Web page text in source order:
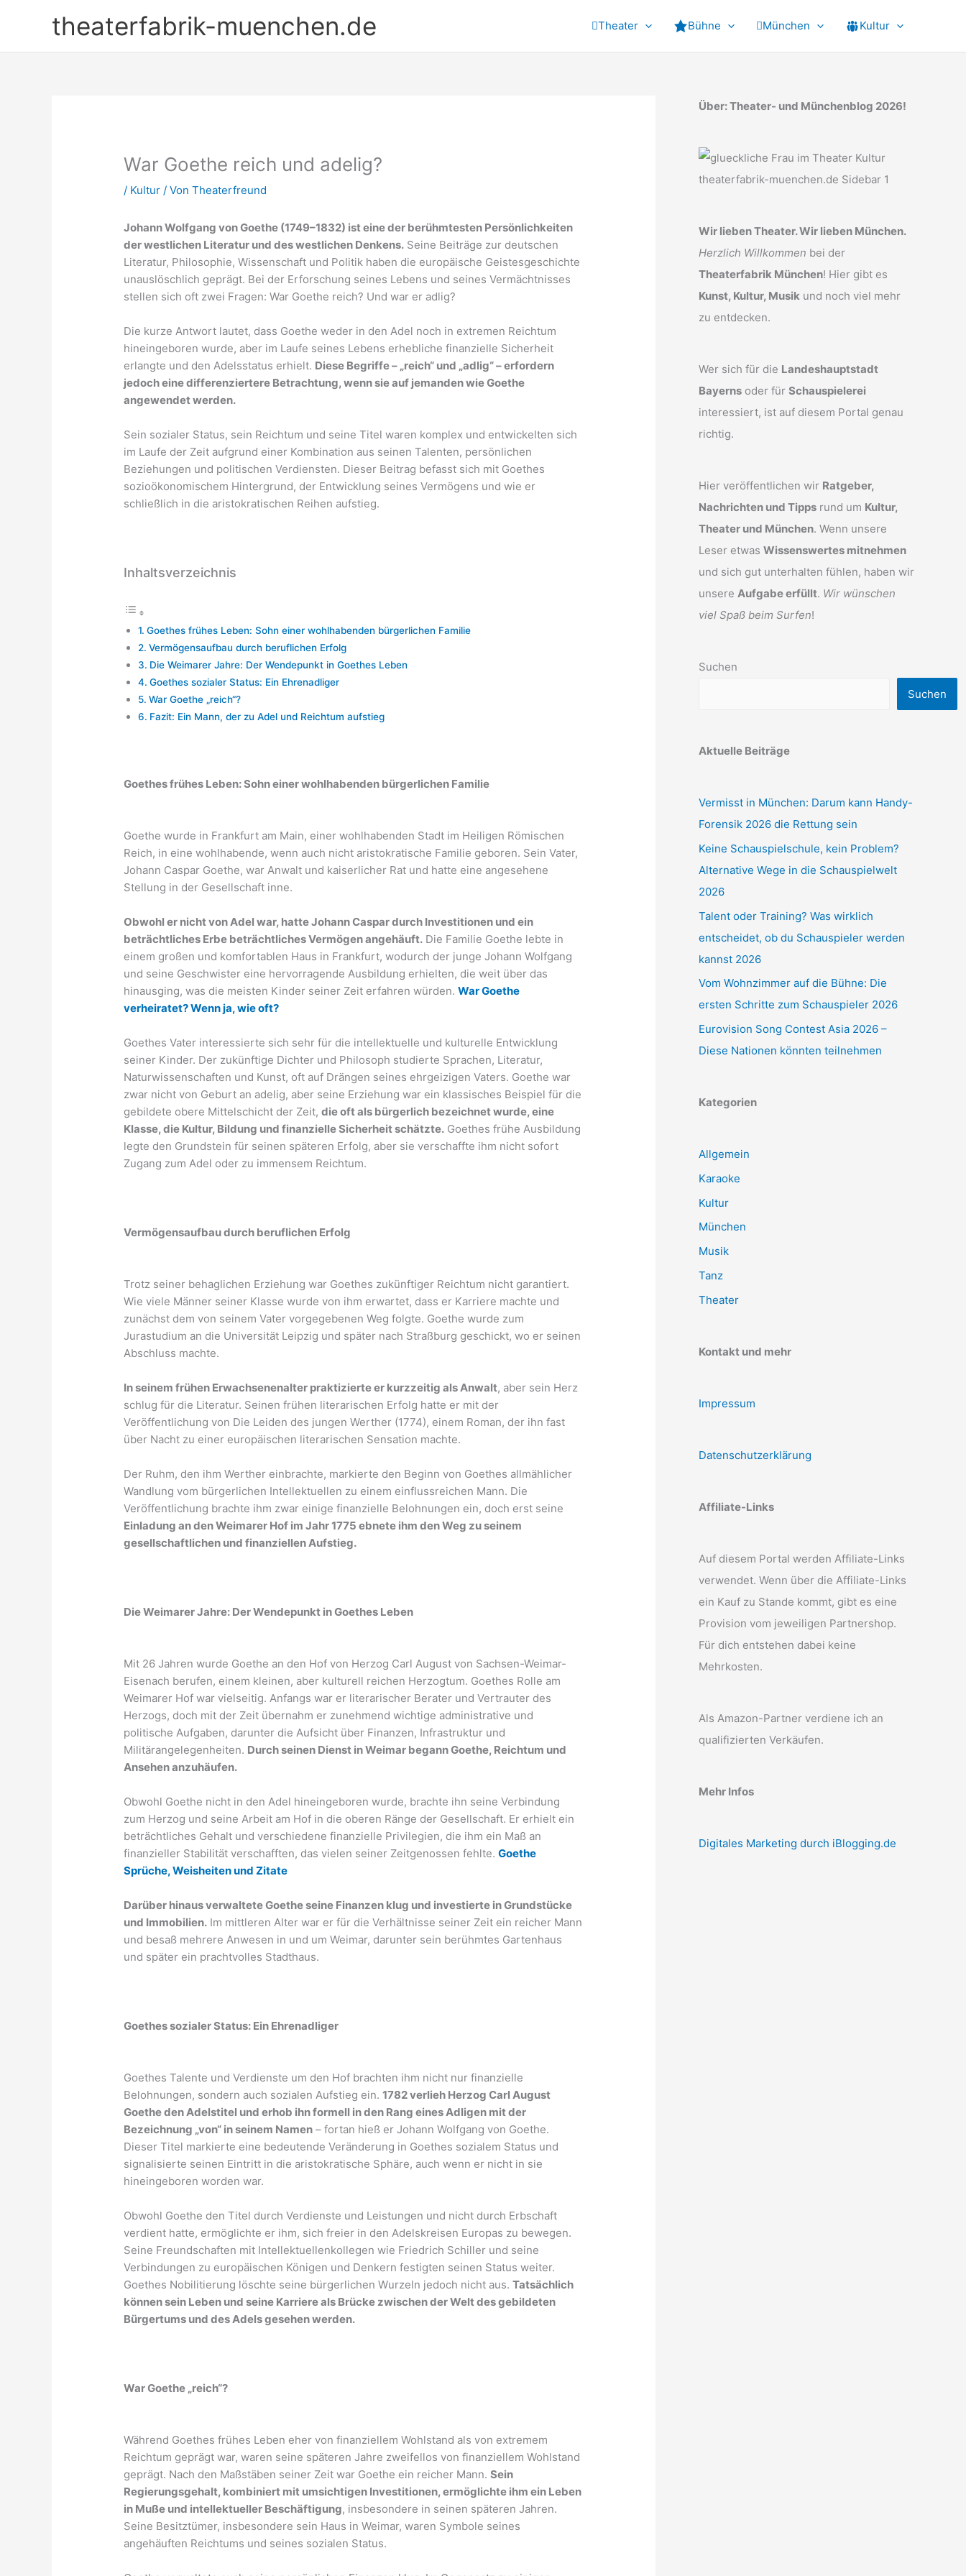
theaterfabrik-muenchen.de Theater Bühne München Kultur
War Goethe reich und adelig?
/ Kultur / VonTheaterfreund
Johann Wolfgang von Goethe (1749–1832) ist eine der berühmtesten Persönlichkeiten
der westlichen Literatur und des westlichen Denkens. Seine Beiträge zur deutschen
Literatur, Philosophie, Wissenschaft und Politik haben die europäische Geistesgeschichte
unauslöschlich geprägt. Bei der Erforschung seines Lebens und seines Vermächtnisses
stellen sich oft zwei Fragen: War Goethe reich? Und war er adlig?
Die kurze Antwort lautet, dass Goethe weder in den Adel noch in extremen Reichtum
hineingeboren wurde, aber im Laufe seines Lebens erhebliche finanzielle Sicherheit
erlangte und den Adelsstatus erhielt. Diese Begriffe – „reich“ und „adlig“ – erfordern
jedoch eine differenziertere Betrachtung, wenn sie auf jemanden wie Goethe
angewendet werden.
Sein sozialer Status, sein Reichtum und seine Titel waren komplex und entwickelten sich
im Laufe der Zeit aufgrund einer Kombination aus seinen Talenten, persönlichen
Beziehungen und politischen Verdiensten. Dieser Beitrag befasst sich mit Goethes
sozioökonomischem Hintergrund, der Entwicklung seines Vermögens und wie er
schließlich in die aristokratischen Reihen aufstieg.
Inhaltsverzeichnis
Goethes frühes Leben: Sohn einer wohlhabenden bürgerlichen Familie
Vermögensaufbau durch beruflichen Erfolg
Die Weimarer Jahre: Der Wendepunkt in Goethes Leben
Goethes sozialer Status: Ein Ehrenadliger
War Goethe „reich“?
Fazit: Ein Mann, der zu Adel und Reichtum aufstieg
Goethes frühes Leben: Sohn einer wohlhabenden bürgerlichen Familie
Goethe wurde in Frankfurt am Main, einer wohlhabenden Stadt im Heiligen Römischen
Reich, in eine wohlhabende, wenn auch nicht aristokratische Familie geboren. Sein Vater,
Johann Caspar Goethe, war Anwalt und kaiserlicher Rat und hatte eine angesehene
Stellung in der Gesellschaft inne.
Obwohl er nicht von Adel war, hatte Johann Caspar durch Investitionen und ein
beträchtliches Erbe beträchtliches Vermögen angehäuft. Die Familie Goethe lebte in
einem großen und komfortablen Haus in Frankfurt, wodurch der junge Johann Wolfgang
und seine Geschwister eine hervorragende Ausbildung erhielten, die weit über das
hinausging, was die meisten Kinder seiner Zeit erfahren würden.War Goethe
verheiratet? Wenn ja, wie oft?
Goethes Vater interessierte sich sehr für die intellektuelle und kulturelle Entwicklung
seiner Kinder. Der zukünftige Dichter und Philosoph studierte Sprachen, Literatur,
Naturwissenschaften und Kunst, oft auf Drängen seines ehrgeizigen Vaters. Goethe war
zwar nicht von Geburt an adelig, aber seine Erziehung war ein klassisches Beispiel für die
gebildete obere Mittelschicht der Zeit,die oft als bürgerlich bezeichnet wurde, eine
Klasse, die Kultur, Bildung und finanzielle Sicherheit schätzte. Goethes frühe Ausbildung
legte den Grundstein für seinen späteren Erfolg, aber sie verschaffte ihm nicht sofort
Zugang zum Adel oder zu immensem Reichtum.
Vermögensaufbau durch beruflichen Erfolg
Trotz seiner behaglichen Erziehung war Goethes zukünftiger Reichtum nicht garantiert.
Wie viele Männer seiner Klasse wurde von ihm erwartet, dass er Karriere machte und
zunächst dem von seinem Vater vorgegebenen Weg folgte. Goethe wurde zum
Jurastudium an die Universität Leipzig und später nach Straßburg geschickt, wo er seinen
Abschluss machte.
In seinem frühen Erwachsenenalter praktizierte er kurzzeitig als Anwalt, aber sein Herz
schlug für die Literatur. Seinen frühen literarischen Erfolg hatte er mit der
Veröffentlichung von Die Leiden des jungen Werther (1774), einem Roman, der ihn fast
über Nacht zu einer europäischen literarischen Sensation machte.
Der Ruhm, den ihm Werther einbrachte, markierte den Beginn von Goethes allmählicher
Wandlung vom bürgerlichen Intellektuellen zu einem einflussreichen Mann. Die
Veröffentlichung brachte ihm zwar einige finanzielle Belohnungen ein, doch erst seine
Einladung an den Weimarer Hof im Jahr 1775 ebnete ihm den Weg zu seinem
gesellschaftlichen und finanziellen Aufstieg.
Die Weimarer Jahre: Der Wendepunkt in Goethes Leben
Mit 26 Jahren wurde Goethe an den Hof von Herzog Carl August von Sachsen-Weimar-
Eisenach berufen, einem kleinen, aber kulturell reichen Herzogtum. Goethes Rolle am
Weimarer Hof war vielseitig. Anfangs war er literarischer Berater und Vertrauter des
Herzogs, doch mit der Zeit übernahm er zunehmend wichtige administrative und
politische Aufgaben, darunter die Aufsicht über Finanzen, Infrastruktur und
Militärangelegenheiten. Durch seinen Dienst in Weimar begann Goethe, Reichtum und
Ansehen anzuhäufen.
Obwohl Goethe nicht in den Adel hineingeboren wurde, brachte ihn seine Verbindung
zum Herzog und seine Arbeit am Hof ​​in die oberen Ränge der Gesellschaft. Er erhielt ein
beträchtliches Gehalt und verschiedene finanzielle Privilegien, die ihm ein Maß an
finanzieller Stabilität verschafften, das vielen seiner Zeitgenossen fehlte.Goethe
Sprüche, Weisheiten und Zitate
Darüber hinaus verwaltete Goethe seine Finanzen klug und investierte in Grundstücke
und Immobilien. Im mittleren Alter war er für die Verhältnisse seiner Zeit ein reicher Mann
und besaß mehrere Anwesen in und um Weimar, darunter sein berühmtes Gartenhaus
und später ein prachtvolles Stadthaus.
Goethes sozialer Status: Ein Ehrenadliger
Goethes Talente und Verdienste um den Hof brachten ihm nicht nur finanzielle
Belohnungen, sondern auch sozialen Aufstieg ein.1782 verlieh Herzog Carl August
Goethe den Adelstitel und erhob ihn formell in den Rang eines Adligen mit der
Bezeichnung „von“ in seinem Namen – fortan hieß er Johann Wolfgang von Goethe.
Dieser Titel markierte eine bedeutende Veränderung in Goethes sozialem Status und
signalisierte seinen Eintritt in die aristokratische Sphäre, auch wenn er nicht in sie
hineingeboren worden war.
Obwohl Goethe den Titel durch Verdienste und Leistungen und nicht durch Erbschaft
verdient hatte, ermöglichte er ihm, sich freier in den Adelskreisen Europas zu bewegen.
Seine Freundschaften mit Intellektuellenkollegen wie Friedrich Schiller und seine
Verbindungen zu europäischen Königen und Denkern festigten seinen Status weiter.
Goethes Nobilitierung löschte seine bürgerlichen Wurzeln jedoch nicht aus.Tatsächlich
können sein Leben und seine Karriere als Brücke zwischen der Welt des gebildeten
Bürgertums und des Adels gesehen werden.
War Goethe „reich“?
Während Goethes frühes Leben eher von finanziellem Wohlstand als von extremem
Reichtum geprägt war, waren seine späteren Jahre zweifellos von finanziellem Wohlstand
geprägt. Nach den Maßstäben seiner Zeit war Goethe ein reicher Mann.Sein
Regierungsgehalt, kombiniert mit umsichtigen Investitionen, ermöglichte ihm ein Leben
in Muße und intellektueller Beschäftigung, insbesondere in seinen späteren Jahren.
Seine Besitztümer, insbesondere sein Haus in Weimar, waren Symbole seines
angehäuften Reichtums und seines sozialen Status.
Über: Theater- und Münchenblog 2026!
Wir lieben Theater. Wir lieben München.
Herzlich Willkommen bei der
Theaterfabrik München! Hier gibt es
Kunst, Kultur, Musik und noch viel mehr
zu entdecken.
Wer sich für die Landeshauptstadt
Bayerns oder für Schauspielerei
interessiert, ist auf diesem Portal genau
richtig.
Hier veröffentlichen wir Ratgeber,
Nachrichten und Tipps rund um Kultur,
Theater und München. Wenn unsere
Leser etwas Wissenswertes mitnehmen
und sich gut unterhalten fühlen, haben wir
unsere Aufgabe erfüllt. Wir wünschen
viel Spaß beim Surfen!
Suchen
Suchen
Aktuelle Beiträge
Vermisst in München: Darum kann Handy-
Forensik 2026 die Rettung sein
Keine Schauspielschule, kein Problem?
Alternative Wege in die Schauspielwelt
2026
Talent oder Training? Was wirklich
entscheidet, ob du Schauspieler werden
kannst 2026
Vom Wohnzimmer auf die Bühne: Die
ersten Schritte zum Schauspieler 2026
Eurovision Song Contest Asia 2026 –
Diese Nationen könnten teilnehmen
Kategorien
Allgemein
Karaoke
Kultur
München
Musik
Tanz
Theater
Kontakt und mehr
Impressum
Datenschutzerklärung
Affiliate-Links
Auf diesem Portal werden Affiliate-Links
verwendet. Wenn über die Affiliate-Links
ein Kauf zu Stande kommt, gibt es eine
Provision vom jeweiligen Partnershop.
Für dich entstehen dabei keine
Mehrkosten.
Als Amazon-Partner verdiene ich an
qualifizierten Verkäufen.
Mehr Infos
Digitales Marketing durch iBlogging.de